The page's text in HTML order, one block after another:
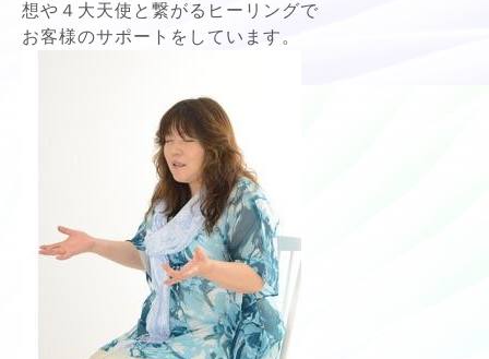
想や４大天使と繋がるヒーリングで
お客様のサポートをしています。